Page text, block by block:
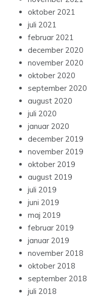
oktober 2021
juli 2021
februar 2021
december 2020
november 2020
oktober 2020
september 2020
august 2020
juli 2020
januar 2020
december 2019
november 2019
oktober 2019
august 2019
juli 2019
juni 2019
maj 2019
februar 2019
januar 2019
november 2018
oktober 2018
september 2018
juli 2018